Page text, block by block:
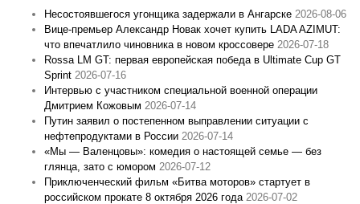
Несостоявшегося угонщика задержали в Ангарске 2026-08-06
Вице‑премьер Александр Новак хочет купить LADA AZIMUT:
что впечатлило чиновника в новом кроссовере 2026-07-18
Rossa LM GT: первая европейская победа в Ultimate Cup GT
Sprint 2026-07-16
Интервью с участником специальной военной операции
Дмитрием Кожовым 2026-07-14
Путин заявил о постепенном выправлении ситуации с
нефтепродуктами в России 2026-07-14
«Мы — Валенцовы»: комедия о настоящей семье — без
глянца, зато с юмором 2026-07-12
Приключенческий фильм «Битва моторов» стартует в
российском прокате 8 октября 2026 года 2026-07-02